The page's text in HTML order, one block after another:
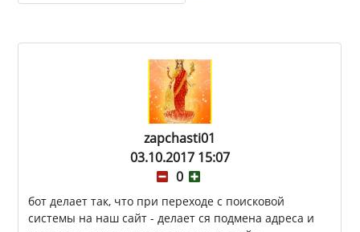
zapchasti01
03.10.2017 15:07
0
бот делает так, что при переходе с поисковой
системы на наш сайт - делает ся подмена адреса и